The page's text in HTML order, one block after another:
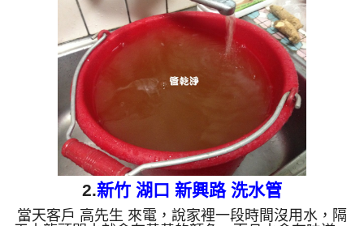
流出，如下圖及影片，朱先生第一次看見此狀況，驚
嘆不已，過程中水管堵住三次，本公司改以特殊工法
來 洗水管 ， 水管清洗 約兩小時後，出水量正常了，
水也乾淨了，朱先生終於可以正常用水了。 清洗水
管, 水管清洗, 洗水管, 熱水管堵塞, ...
2.新竹 湖口 新興路 洗水管
當天客戶 高先生 來電，說家裡一段時間沒用水，隔